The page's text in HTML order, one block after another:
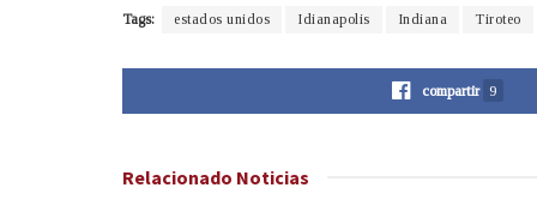
Tags: estados unidos Idianapolis Indiana Tiroteo
compartir 9
Relacionado Noticias